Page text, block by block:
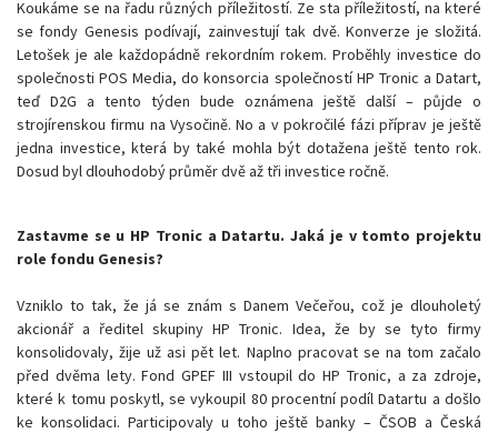
Koukáme se na řadu různých příležitostí. Ze sta příležitostí, na které
se fondy Genesis podívají, zainvestují tak dvě. Konverze je složitá.
Letošek je ale každopádně rekordním rokem. Proběhly investice do
společnosti POS Media, do konsorcia společností HP Tronic a Datart,
teď D2G a tento týden bude oznámena ještě další – půjde o
strojírenskou firmu na Vysočině. No a v pokročilé fázi příprav je ještě
jedna investice, která by také mohla být dotažena ještě tento rok.
Dosud byl dlouhodobý průměr dvě až tři investice ročně.
Zastavme se u HP Tronic a Datartu. Jaká je v tomto projektu
role fondu Genesis?
Vzniklo to tak, že já se znám s Danem Večeřou, což je dlouholetý
akcionář a ředitel skupiny HP Tronic. Idea, že by se tyto firmy
konsolidovaly, žije už asi pět let. Naplno pracovat se na tom začalo
před dvěma lety. Fond GPEF III vstoupil do HP Tronic, a za zdroje,
které k tomu poskytl, se vykoupil 80 procentní podíl Datartu a došlo
ke konsolidaci. Participovaly u toho ještě banky – ČSOB a Česká